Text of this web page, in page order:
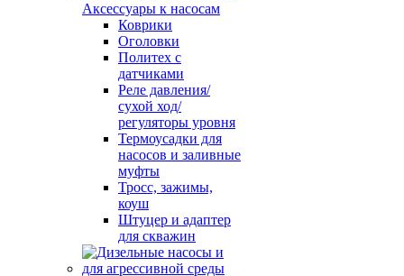
Аксессуары к насосам
Коврики
Оголовки
Политех с
датчиками
Реле давления/
сухой ход/
регуляторы уровня
Термоусадки для
насосов и заливные
муфты
Тросс, зажимы,
коуш
Штуцер и адаптер
для скважин